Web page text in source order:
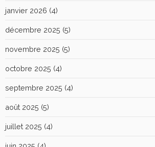
janvier 2026 (4)
décembre 2025 (5)
novembre 2025 (5)
octobre 2025 (4)
septembre 2025 (4)
août 2025 (5)
juillet 2025 (4)